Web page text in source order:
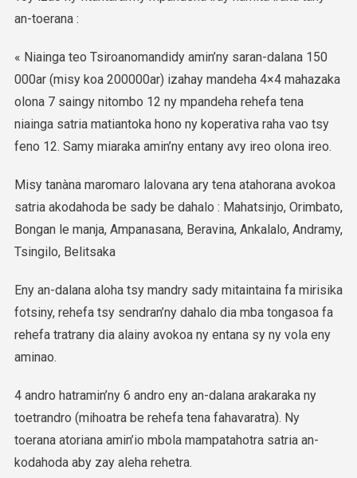
an-toerana :
« Niainga teo Tsiroanomandidy amin’ny saran-dalana 150
000ar (misy koa 200000ar) izahay mandeha 4×4 mahazaka
olona 7 saingy nitombo 12 ny mpandeha rehefa tena
niainga satria matiantoka hono ny koperativa raha vao tsy
feno 12. Samy miaraka amin’ny entany avy ireo olona ireo.
Misy tanàna maromaro lalovana ary tena atahorana avokoa
satria akodahoda be sady be dahalo : Mahatsinjo, Orimbato,
Bongan le manja, Ampanasana, Beravina, Ankalalo, Andramy,
Tsingilo, Belitsaka
Eny an-dalana aloha tsy mandry sady mitaintaina fa mirisika
fotsiny, rehefa tsy sendran’ny dahalo dia mba tongasoa fa
rehefa tratrany dia alainy avokoa ny entana sy ny vola eny
aminao.
4 andro hatramin’ny 6 andro eny an-dalana arakaraka ny
toetrandro (mihoatra be rehefa tena fahavaratra). Ny
toerana atoriana amin’io mbola mampatahotra satria an-
kodahoda aby zay aleha rehetra.